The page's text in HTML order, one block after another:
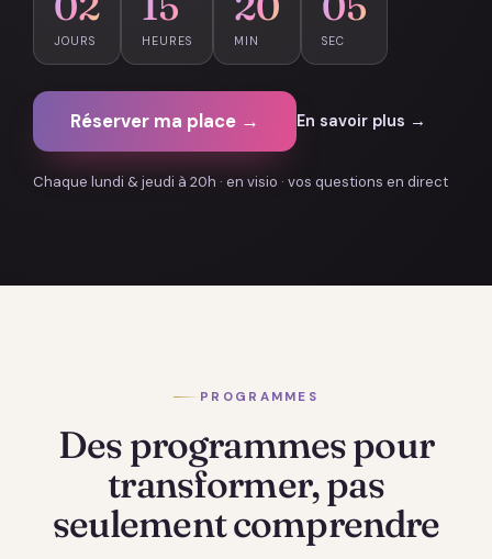
JOURS HEURES MIN SEC
Réserver ma place → En savoir plus →
Chaque lundi & jeudi à 20h · en visio · vos questions en direct
PROGRAMMES
Des programmes pour
transformer, pas
seulement comprendre